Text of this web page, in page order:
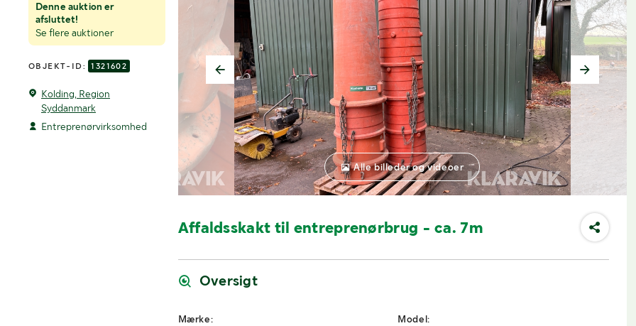
Denne auktion er
afsluttet!
Se flere auktioner
OBJEKT-ID: 1321602
Kolding, Region
Syddanmark
Entreprenørvirksomhed
Alle billeder og videoer
Affaldsskakt til entreprenørbrug - ca. 7m
Oversigt
Mærke: Model: